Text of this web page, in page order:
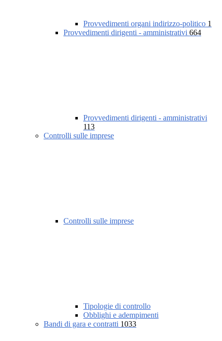
Provvedimenti organi indirizzo-politico 1
Provvedimenti dirigenti - amministrativi 664
Provvedimenti dirigenti - amministrativi
113
Controlli sulle imprese
Controlli sulle imprese
Tipologie di controllo
Obblighi e adempimenti
Bandi di gara e contratti 1033